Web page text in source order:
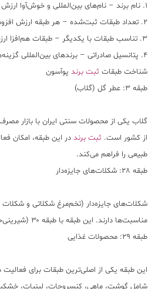
۱. نام برند – نام‌های بین‌المللی و خوش‌آوا ارزش بیشتری دارند
۲. تعداد طبقات ثبت‌شده – هر طبقه ارزش افزوده مشخصی ایجاد می‌کند
۳. تناسب طبقات با یکدیگر – طبقات هم‌افزا ارزش بیشتری دارند
۴. پتانسیل صادراتی – برندهای بین‌المللی گزینه‌های صادراتی بهتری هستند
شناخت طبقات ثبت برند پوآسون
طبقه ۳: عطر گل (گلاب)
گلاب یکی از محصولات سنتی ایران با بازار
از کشور است. ثبت برند در این طبقه، امکان
طبیعی را فراهم می‌کند.
طبقه ۲۸: شکلات‌های جایزه‌دار
شکلات‌های جایزه‌دار (تخم‌مرغ شکلاتی و شکلات
مناسبت‌ها دارند. این طبقه با طبقه ۳۰ (شیرینی‌جات) تناسب کامل دارد.
طبقه ۲۹: محصولات غذایی
این طبقه یکی از اصلی‌ترین طبقات برای
شامل گوشت، ماهی، کنسروجات، لبنیات،